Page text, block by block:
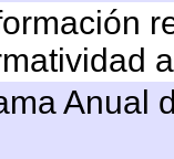
Anual